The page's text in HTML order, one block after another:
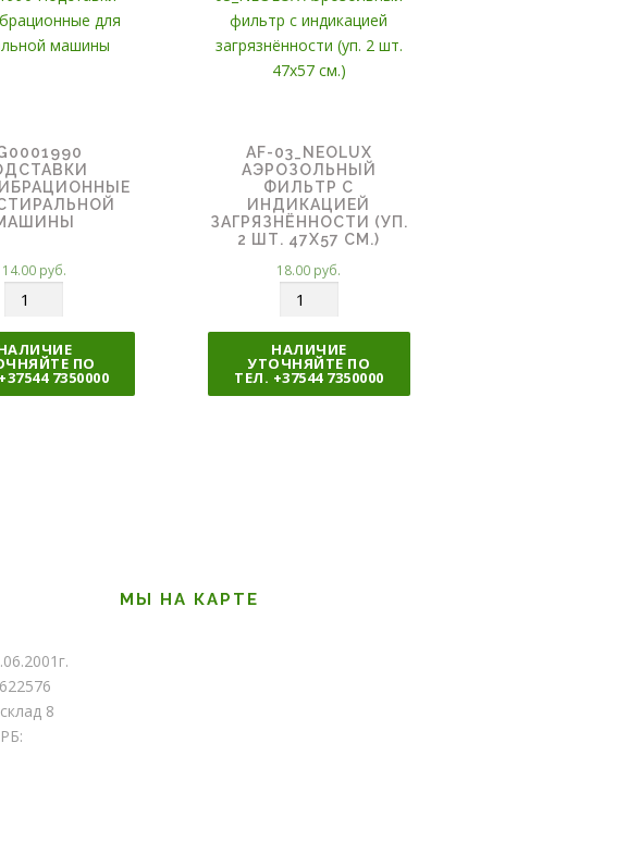
14.00 руб.
л
и
ч
ПО
7350000
AF-03_NEOLUX
АЭРОЗОЛЬНЫЙ
ФИЛЬТР С
ИНДИКАЦИЕЙ
ЗАГРЯЗНЁННОСТИ (УП.
2 ШТ. 47Х57 СМ.)
18.00 руб.
л
и
ч
НАЛИЧИЕ
УТОЧНЯЙТЕ ПО
ТЕЛ. +37544 7350000
8
МЫ НА КАРТЕ